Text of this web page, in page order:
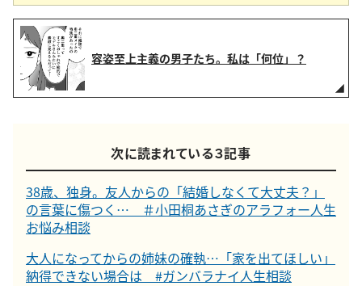
容姿至上主義の男子たち。私は「何位」？
次に読まれている３記事
38歳、独身。友人からの「結婚しなくて大丈夫？」
の言葉に傷つく… ＃小田桐あさぎのアラフォー人生
お悩み相談
大人になってからの姉妹の確執…「家を出てほしい」
納得できない場合は #ガンバラナイ人生相談